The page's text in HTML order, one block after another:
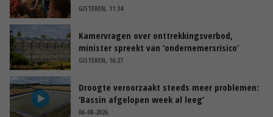
GISTEREN, 11:34
Kamervragen over onttrekkingsverbod,
minister spreekt van ‘ondernemersrisico’
GISTEREN, 16:27
Droogte veroorzaakt steeds meer problemen:
‘Bassin afgelopen week al leeg’
06-08-2026